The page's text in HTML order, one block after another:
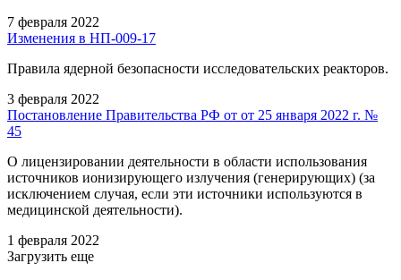
7 февраля 2022
Изменения в НП-009-17
Правила ядерной безопасности исследовательских реакторов.
3 февраля 2022
Постановление Правительства РФ от от 25 января 2022 г. №
45
О лицензировании деятельности в области использования
источников ионизирующего излучения (генерирующих) (за
исключением случая, если эти источники используются в
медицинской деятельности).
1 февраля 2022
Загрузить еще